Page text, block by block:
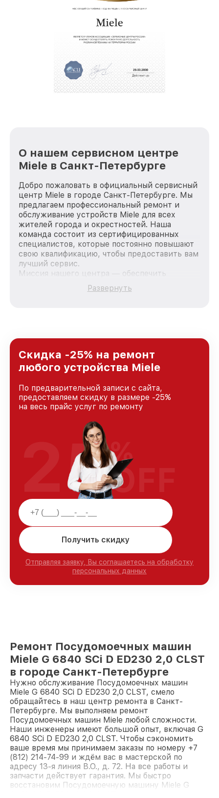
О нашем сервисном центре
Miele в Санкт-Петербурге
Добро пожаловать в официальный сервисный
центр Miele в городе Санкт-Петербурге. Мы
предлагаем профессиональный ремонт и
обслуживание устройств Miele для всех
жителей города и окрестностей. Наша
команда состоит из сертифицированных
специалистов, которые постоянно повышают
свою квалификацию, чтобы предоставить вам
лучший сервис.
Миссия нашего центра — обеспечить
качественный и доступный ремонт для
каждого пользователя продукции Miele, вне
Санкт-Петербурге, постоянно повышая
уровень доверия и лояльности наших
клиентов.
Развернуть
Скидка -25% на ремонт
любого устройства Miele
По предварительной записи с сайта,
предоставляем скидку в размере -25%
на весь прайс услуг по ремонту
Получить скидку
Отправляя заявку, Вы соглашаетесь на обработку
персональных данных
25%
OFF
Ремонт Посудомоечных машин
Miele G 6840 SCi D ED230 2,0 CLST
в городе Санкт-Петербурге
Нужно обслуживание Посудомоечных машин
Miele G 6840 SCi D ED230 2,0 CLST, смело
обращайтесь в наш центр ремонта в Санкт-
Петербурге. Мы выполняем ремонт
Посудомоечных машин Miele любой сложности.
Наши инженеры имеют большой опыт, включая G
6840 SCi D ED230 2,0 CLST. Чтобы сэкономить
ваше время мы принимаем заказы по номеру +7
(812) 214-74-99 и ждём вас в мастерской по
адресу 13-я линия В.О., д. 72. На все работы и
запчасти действует гарантия. Мы быстро
восстановим Посудомоечную машину Miele G